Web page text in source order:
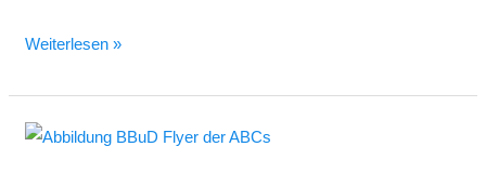
Weiterlesen »
Verteilen